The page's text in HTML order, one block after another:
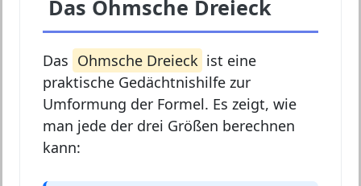
Das Ohmsche Dreieck
Das Ohmsche Dreieck ist eine
praktische Gedächtnishilfe zur
Umformung der Formel. Es zeigt, wie
man jede der drei Größen berechnen
kann: